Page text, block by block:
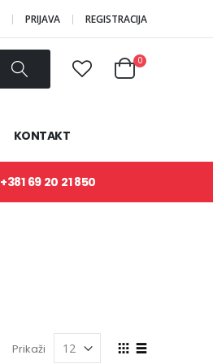
PRIJAVA REGISTRACIJA
Cart
0Proizvodi
KONTAKT
+381 69 20 21 850
View
Prikaži